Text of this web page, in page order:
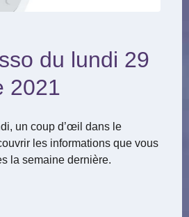
du lundi 29
2021
un coup d’œil dans le
les informations que vous
la semaine dernière.